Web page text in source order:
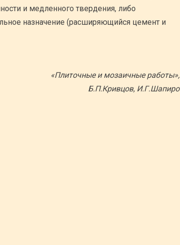
и медленного твердения, либо
назначение (расширяющийся цемент и
«Плиточные и мозаичные работы»,
Б.П.Кривцов, И.Г.Шапиро